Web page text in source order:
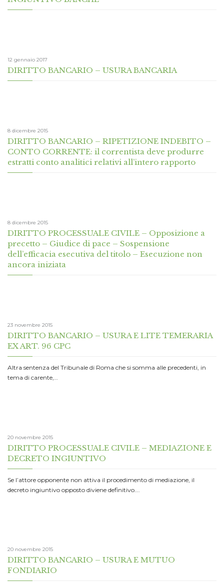
12 gennaio 2017
DIRITTO BANCARIO – USURA BANCARIA
8 dicembre 2015
DIRITTO BANCARIO – RIPETIZIONE INDEBITO –
CONTO CORRENTE: il correntista deve produrre
estratti conto analitici relativi all’intero rapporto
8 dicembre 2015
DIRITTO PROCESSUALE CIVILE – Opposizione a
precetto – Giudice di pace – Sospensione
dell’efficacia esecutiva del titolo – Esecuzione non
ancora iniziata
23 novembre 2015
DIRITTO BANCARIO – USURA E LITE TEMERARIA
EX ART. 96 CPC
Altra sentenza del Tribunale di Roma che si somma alle precedenti, in
tema di carente,…
20 novembre 2015
DIRITTO PROCESSUALE CIVILE – MEDIAZIONE E
DECRETO INGIUNTIVO
Se l’attore opponente non attiva il procedimento di mediazione, il
decreto ingiuntivo opposto diviene definitivo….
20 novembre 2015
DIRITTO BANCARIO – USURA E MUTUO
FONDIARIO